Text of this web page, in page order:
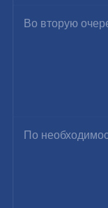
Во вторую
По